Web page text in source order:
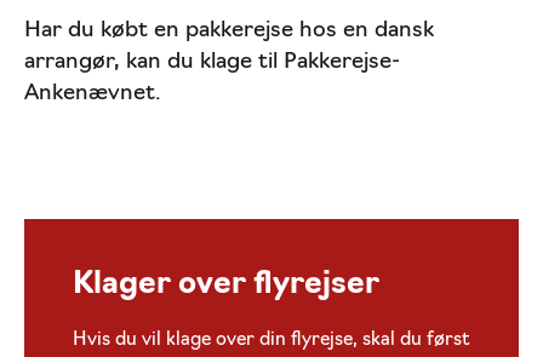
Har du købt en pakkerejse hos en dansk
arrangør, kan du klage til Pakkerejse-
Ankenævnet.
Klager over flyrejser
Hvis du vil klage over din flyrejse, skal du først